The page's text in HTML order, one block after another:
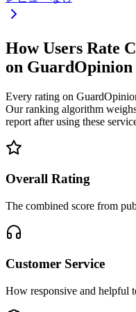
How Users Rate
on GuardOpinion
Every rating on
Our ranking algorithm
report after using these
Overall Rating
The combined score from
Customer Service
How responsive and helpful